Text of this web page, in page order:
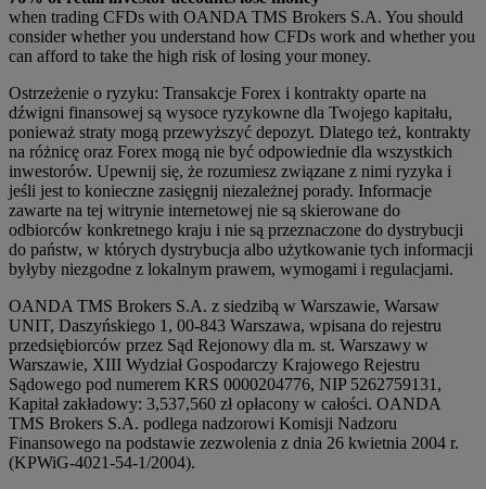
when trading CFDs with OANDA TMS Brokers S.A. You should
consider whether you understand how CFDs work and whether you
can afford to take the high risk of losing your money.
Ostrzeżenie o ryzyku: Transakcje Forex i kontrakty oparte na
dźwigni finansowej są wysoce ryzykowne dla Twojego kapitału,
ponieważ straty mogą przewyższyć depozyt. Dlatego też, kontrakty
na różnicę oraz Forex mogą nie być odpowiednie dla wszystkich
inwestorów. Upewnij się, że rozumiesz związane z nimi ryzyka i
jeśli jest to konieczne zasięgnij niezależnej porady. Informacje
zawarte na tej witrynie internetowej nie są skierowane do
odbiorców konkretnego kraju i nie są przeznaczone do dystrybucji
do państw, w których dystrybucja albo użytkowanie tych informacji
byłyby niezgodne z lokalnym prawem, wymogami i regulacjami.
OANDA TMS Brokers S.A. z siedzibą w Warszawie, Warsaw
UNIT, Daszyńskiego 1, 00-843 Warszawa, wpisana do rejestru
przedsiębiorców przez Sąd Rejonowy dla m. st. Warszawy w
Warszawie, XIII Wydział Gospodarczy Krajowego Rejestru
Sądowego pod numerem KRS 0000204776, NIP 5262759131,
Kapitał zakładowy: 3,537,560 zł opłacony w całości. OANDA
TMS Brokers S.A. podlega nadzorowi Komisji Nadzoru
Finansowego na podstawie zezwolenia z dnia 26 kwietnia 2004 r.
(KPWiG-4021-54-1/2004).